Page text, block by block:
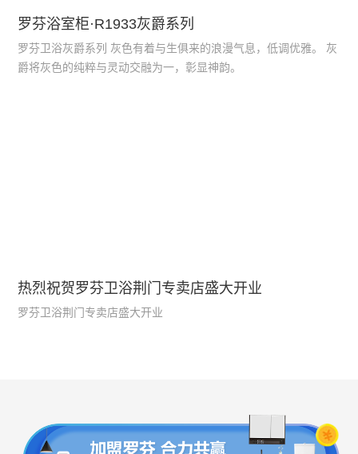
罗芬浴室柜·R1933灰爵系列
罗芬卫浴灰爵系列 灰色有着与生俱来的浪漫气息，低调优雅。 灰
爵将灰色的纯粹与灵动交融为一，彰显神韵。
热烈祝贺罗芬卫浴荆门专卖店盛大开业
罗芬卫浴荆门专卖店盛大开业